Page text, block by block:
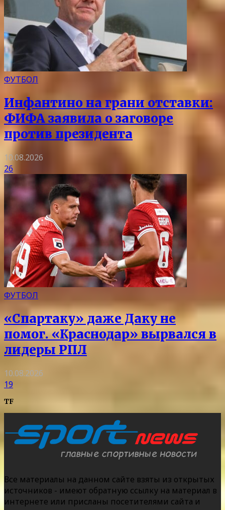
ФУТБОЛ
Инфантино на грани отставки:
ФИФА заявила о заговоре
против президента
10.08.2026
26
ФУТБОЛ
«Спартаку» даже Даку не
помог. «Краснодар» вырвался в
лидеры РПЛ
10.08.2026
19
TF
Все материалы на данном сайте взяты из открытых
источников - имеют обратную ссылку на материал в
интернете или присланы посетителями сайта и